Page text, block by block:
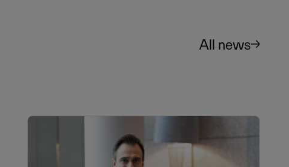
All news